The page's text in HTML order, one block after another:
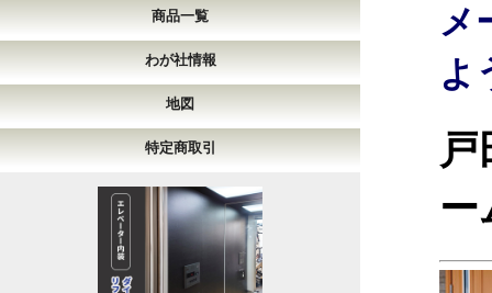
商品一覧
わが社情報
地図
特定商取引
メ
よ